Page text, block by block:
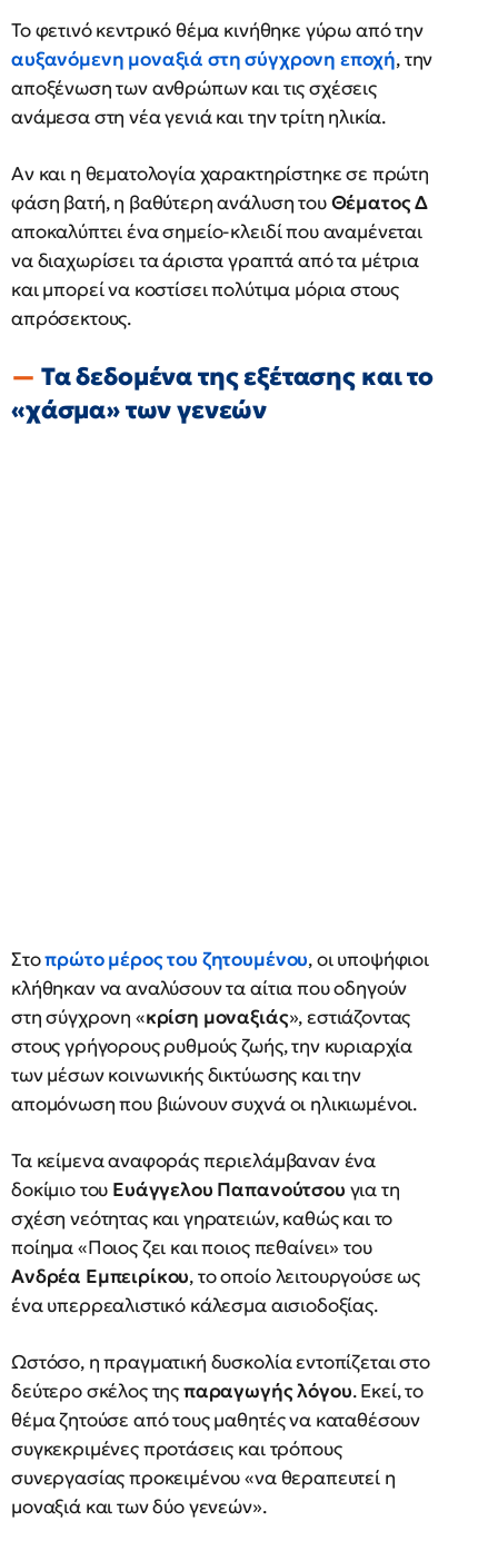
Το φετινό κεντρικό θέμα κινήθηκε γύρω από την
αυξανόμενη μοναξιά στη σύγχρονη εποχή, την
αποξένωση των ανθρώπων και τις σχέσεις
ανάμεσα στη νέα γενιά και την τρίτη ηλικία.
Αν και η θεματολογία χαρακτηρίστηκε σε πρώτη
φάση βατή, η βαθύτερη ανάλυση τουΘέματος Δ
αποκαλύπτει ένα σημείο-κλειδί που αναμένεται
να διαχωρίσει τα άριστα γραπτά από τα μέτρια
και μπορεί να κοστίσει πολύτιμα μόρια στους
απρόσεκτους.
Τα δεδομένα της εξέτασης και το
«χάσμα» των γενεών
Στοπρώτο μέρος του ζητουμένου, οι υποψήφιοι
κλήθηκαν να αναλύσουν τα αίτια που οδηγούν
στη σύγχρονη «κρίση μοναξιάς», εστιάζοντας
στους γρήγορους ρυθμούς ζωής, την κυριαρχία
των μέσων κοινωνικής δικτύωσης και την
απομόνωση που βιώνουν συχνά οι ηλικιωμένοι.
Τα κείμενα αναφοράς περιελάμβαναν ένα
δοκίμιο του Ευάγγελου Παπανούτσου για τη
σχέση νεότητας και γηρατειών, καθώς και το
ποίημα «Ποιος ζει και ποιος πεθαίνει» του
Ανδρέα Εμπειρίκου, το οποίο λειτουργούσε ως
ένα υπερρεαλιστικό κάλεσμα αισιοδοξίας.
Ωστόσο, η πραγματική δυσκολία εντοπίζεται στο
δεύτερο σκέλος τηςπαραγωγής λόγου. Εκεί, το
θέμα ζητούσε από τους μαθητές να καταθέσουν
συγκεκριμένες προτάσεις και τρόπους
συνεργασίας προκειμένου «να θεραπευτεί η
μοναξιά και των δύο γενεών».